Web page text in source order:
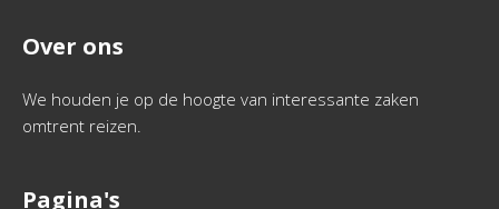
Over ons
We houden je op de hoogte van interessante zaken
omtrent reizen.
Pagina's